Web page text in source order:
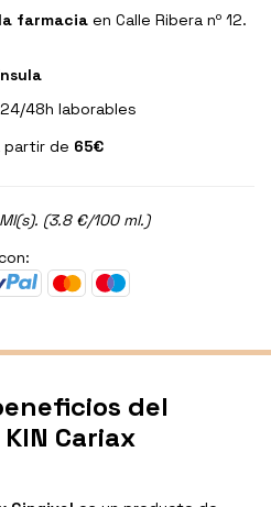
farmacia en Calle Ribera nº 12.
48h laborables
partir de 65€
(3.8 €/100 ml.)
del
Cariax